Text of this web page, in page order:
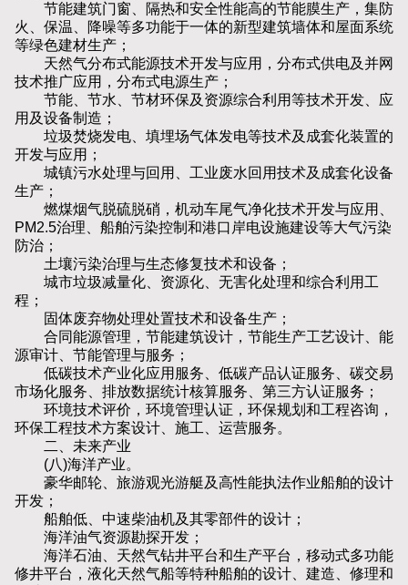
节能建筑门窗、隔热和安全性能高的节能膜生产，集防
火、保温、降噪等多功能于一体的新型建筑墙体和屋面系统
等绿色建材生产；
天然气分布式能源技术开发与应用，分布式供电及并网
技术推广应用，分布式电源生产；
节能、节水、节材环保及资源综合利用等技术开发、应
用及设备制造；
垃圾焚烧发电、填埋场气体发电等技术及成套化装置的
开发与应用；
城镇污水处理与回用、工业废水回用技术及成套化设备
生产；
燃煤烟气脱硫脱硝，机动车尾气净化技术开发与应用、
PM2.5治理、船舶污染控制和港口岸电设施建设等大气污染
防治；
土壤污染治理与生态修复技术和设备；
城市垃圾减量化、资源化、无害化处理和综合利用工
程；
固体废弃物处理处置技术和设备生产；
合同能源管理，节能建筑设计，节能生产工艺设计、能
源审计、节能管理与服务；
低碳技术产业化应用服务、低碳产品认证服务、碳交易
市场化服务、排放数据统计核算服务、第三方认证服务；
环境技术评价，环境管理认证，环保规划和工程咨询，
环保工程技术方案设计、施工、运营服务。
二、未来产业
(八)海洋产业。
豪华邮轮、旅游观光游艇及高性能执法作业船舶的设计
开发；
船舶低、中速柴油机及其零部件的设计；
海洋油气资源勘探开发；
海洋石油、天然气钻井平台和生产平台，移动式多功能
修井平台，液化天然气船等特种船舶的设计、建造、修理和